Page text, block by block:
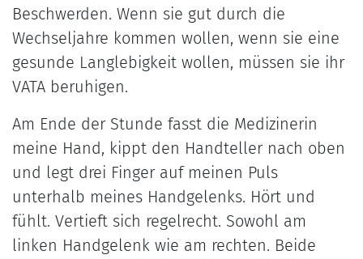
Beschwerden. Wenn sie gut durch die
Wechseljahre kommen wollen, wenn sie eine
gesunde Langlebigkeit wollen, müssen sie ihr
VATA beruhigen.
Am Ende der Stunde fasst die Medizinerin
meine Hand, kippt den Handteller nach oben
und legt drei Finger auf meinen Puls
unterhalb meines Handgelenks. Hört und
fühlt. Vertieft sich regelrecht. Sowohl am
linken Handgelenk wie am rechten. Beide